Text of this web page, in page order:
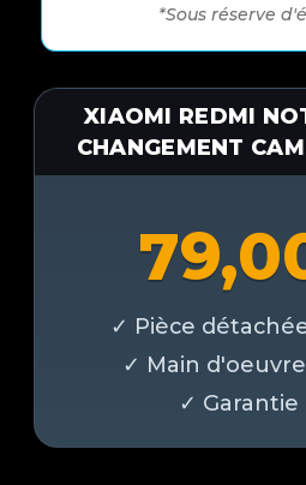
*Sous réserve
XIAOMI REDMI
CHANGEMENT